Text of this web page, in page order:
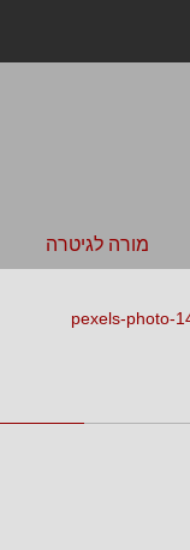
מורה לגיטרה
pexels-photo-